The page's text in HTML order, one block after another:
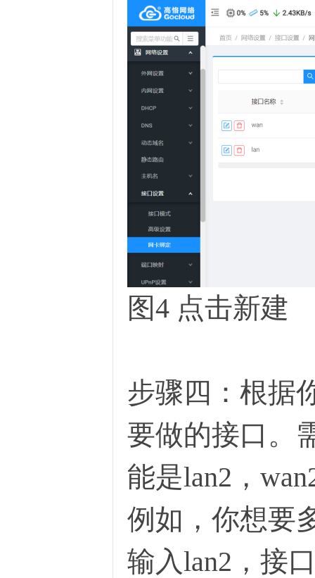
图4 点击新建
步骤四：根据
要做的接口。
能是lan2，
例如，你想要
输入lan2，接